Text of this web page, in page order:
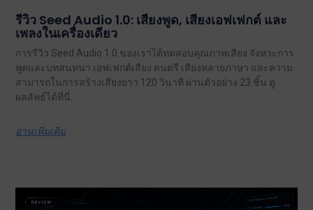
รีวิว Seed Audio 1.0: เสียงพูด, เสียงเอฟเฟกต์ และ
เพลงในเครื่องเดียว
การรีวิว Seed Audio 1.0 ของเราได้ทดสอบคุณภาพเสียง จังหวะการ
พูดและบทสนทนา เอฟเฟกต์เสียง ดนตรี เสียงหลายภาษา และความ
สามารถในการสร้างเสียงยาว 120 วินาที ผ่านตัวอย่าง 23 ชิ้น ดู
ผลลัพธ์ได้ที่นี่.
อ่านเพิ่มเติม